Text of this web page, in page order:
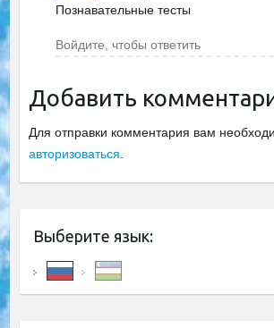
Познавательные тесты
Войдите, чтобы ответить
Добавить
Для отправки комментария вам
авторизоваться
Выберите язык: